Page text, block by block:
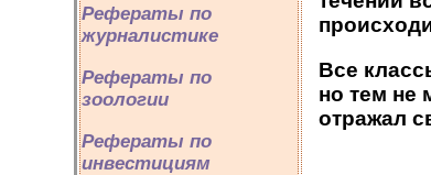
Рефераты по
журналистике
Рефераты по
зоологии
Рефераты по
инвестициям
Все
но тем не
отражал